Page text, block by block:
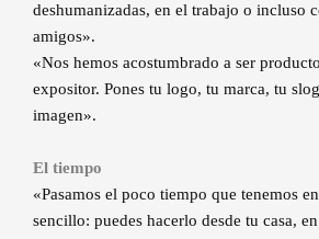
deshumanizadas, en el trabajo o incluso
amigos».
«Nos hemos acostumbrado a ser
expositor. Pones tu logo, tu marca, tu
imagen».
El tiempo
«Pasamos el poco tiempo que tenemos
sencillo: puedes hacerlo desde tu casa,